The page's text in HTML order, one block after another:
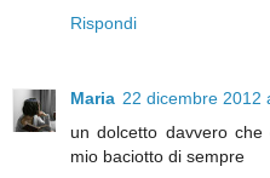
Rispondi
Maria 22 dicembre 2012
un dolcetto davvero
mio baciotto di sempre